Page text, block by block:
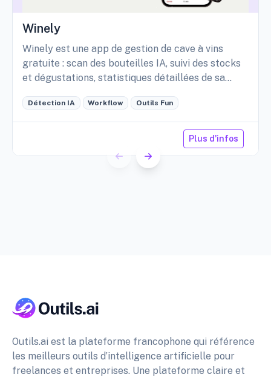
Winely
Winely est une app de gestion de cave à vins
gratuite : scan des bouteilles IA, suivi des stocks
et dégustations, statistiques détaillées de sa
Détection IA Workflow Outils Fun
Plus d'infos
Outils.ai est la plateforme francophone qui référence
les meilleurs outils d’intelligence artificielle pour
freelances et entreprises. Une plateforme claire et